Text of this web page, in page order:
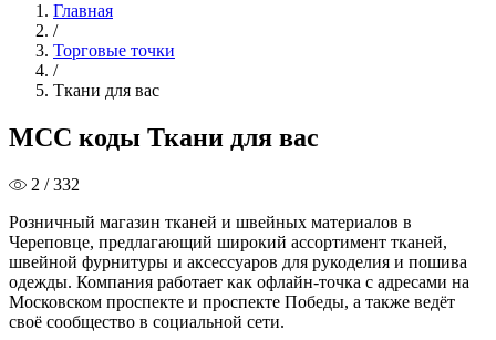
Главная
/
Торговые точки
/
Ткани для вас
MCC коды Ткани для вас
2 / 332
Розничный магазин тканей и швейных материалов в
Череповце, предлагающий широкий ассортимент тканей,
швейной фурнитуры и аксессуаров для рукоделия и пошива
одежды. Компания работает как офлайн-точка с адресами на
Московском проспекте и проспекте Победы, а также ведёт
своё сообщество в социальной сети.